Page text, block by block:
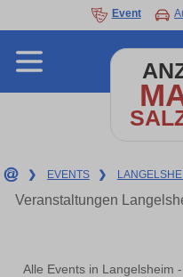
Event
❯ EVENTS ❯
Veranstaltungen
Alle Events in Langelsheim